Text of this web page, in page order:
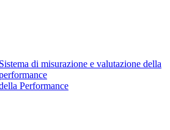
Sistema di misurazione e valutazione della
Performance